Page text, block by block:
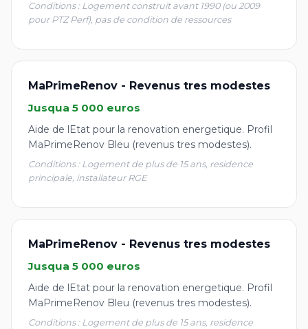
Conditions : Logement construit avant 1990 (ou 2009
pour PTZ Perf), pas de condition de ressources
MaPrimeRenov - Revenus tres modestes
Jusqua 5 000 euros
Aide de lEtat pour la renovation energetique. Profil
MaPrimeRenov Bleu (revenus tres modestes).
Conditions : Logement de plus de 15 ans, residence
principale, installateur RGE
MaPrimeRenov - Revenus tres modestes
Jusqua 5 000 euros
Aide de lEtat pour la renovation energetique. Profil
MaPrimeRenov Bleu (revenus tres modestes).
Conditions : Logement de plus de 15 ans, residence